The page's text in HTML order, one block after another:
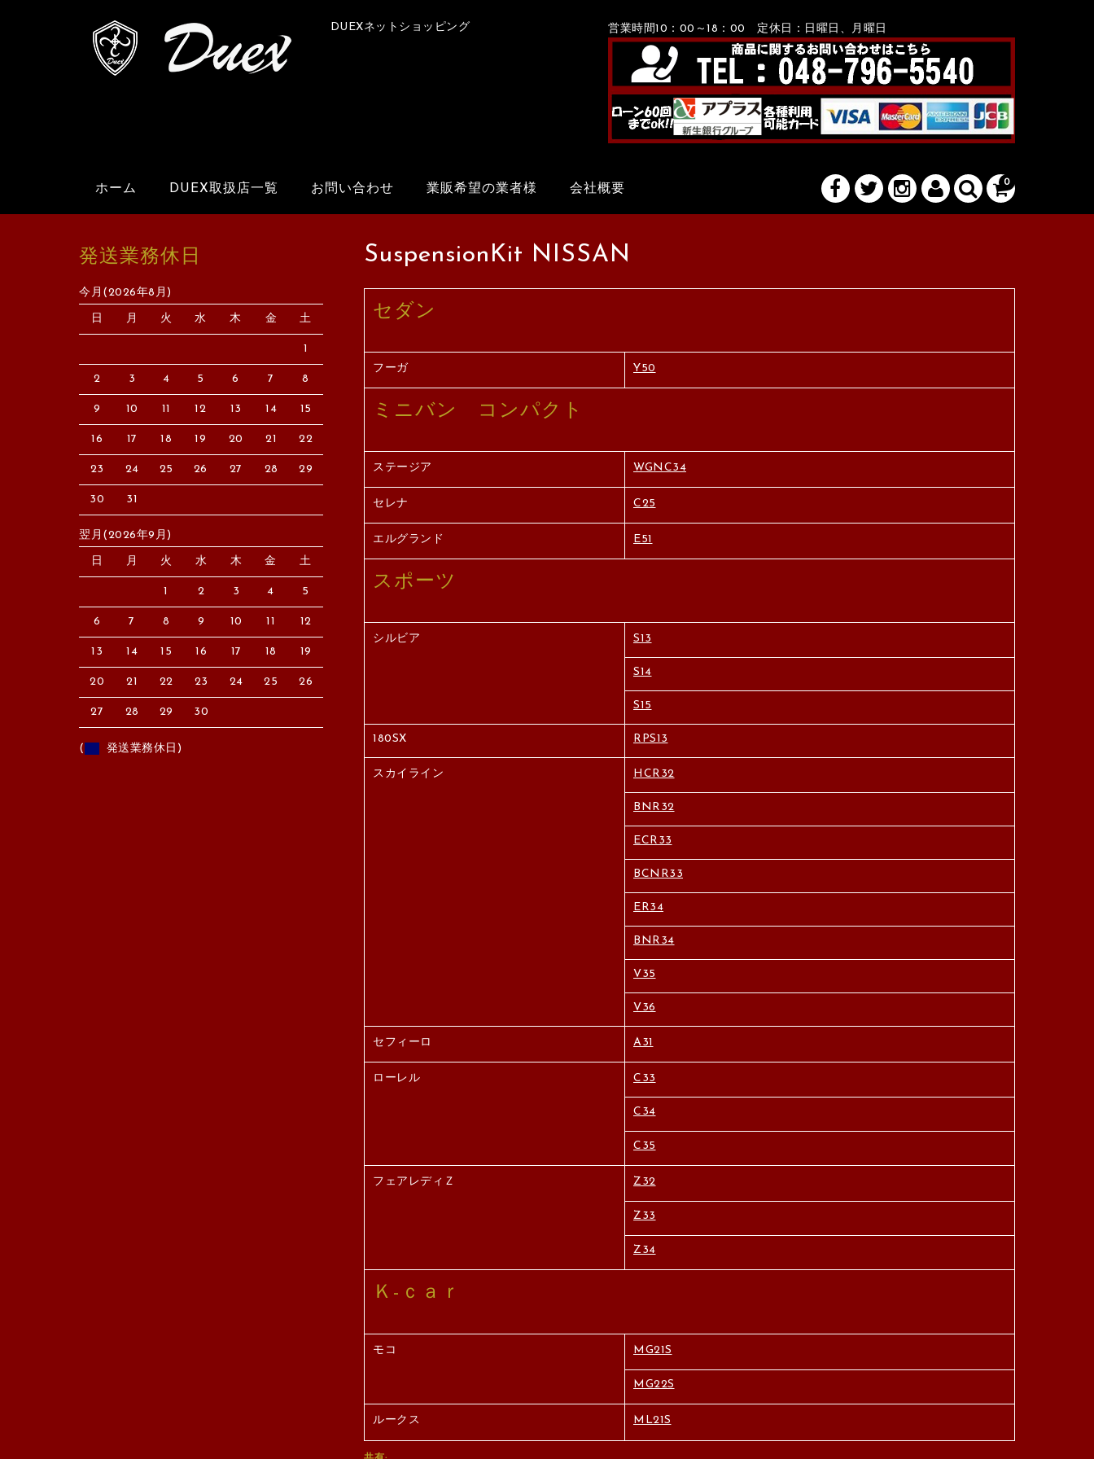
DUEXネットショッピング 営業時間10：00～18：00 定休日：日曜日、月曜日
0
ホーム DUEX取扱店一覧 お問い合わせ 業販希望の業者様 会社概要
SuspensionKit NISSAN
セダン
フーガ Y50
ミニバン コンパクト
ステージア WGNC34
セレナ C25
エルグランド E51
スポーツ
シルビア S13
S14
S15
180SX RPS13
スカイライン HCR32
BNR32
ECR33
BCNR33
ER34
BNR34
V35
V36
セフィーロ A31
ローレル C33
C34
C35
フェアレディＺ Z32
Z33
Z34
Ｋ-ｃａｒ
モコ MG21S
MG22S
ルークス ML21S
発送業務休日
今月(2026年8月)
日 月 火 水 木 金 土
1
2 3 4 5 6 7 8
9 10 11 12 13 14 15
16 17 18 19 20 21 22
23 24 25 26 27 28 29
30 31
翌月(2026年9月)
日 月 火 水 木 金 土
1 2 3 4 5
6 7 8 9 10 11 12
13 14 15 16 17 18 19
20 21 22 23 24 25 26
27 28 29 30
( 発送業務休日)